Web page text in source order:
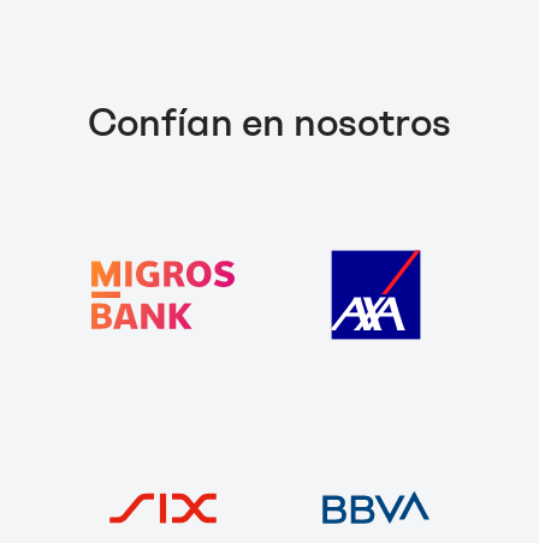
Confían en nosotros